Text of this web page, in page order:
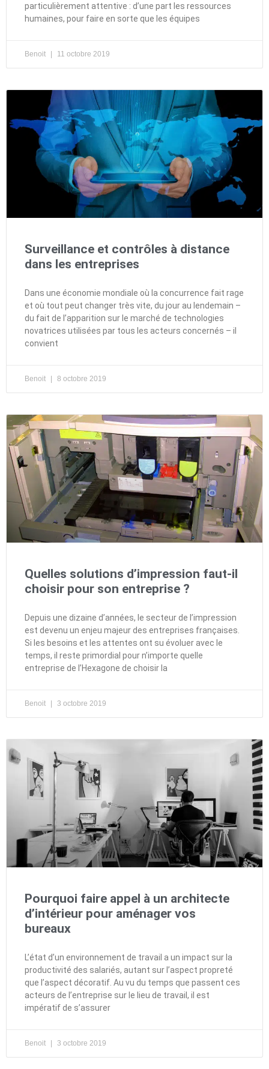
particulièrement attentive : d’une part les ressources
humaines, pour faire en sorte que les équipes
Benoit 11 octobre 2019
Surveillance et contrôles à distance
dans les entreprises
Dans une économie mondiale où la concurrence fait rage
et où tout peut changer très vite, du jour au lendemain –
du fait de l’apparition sur le marché de technologies
novatrices utilisées par tous les acteurs concernés – il
convient
Benoit 8 octobre 2019
Quelles solutions d’impression faut-il
choisir pour son entreprise ?
Depuis une dizaine d’années, le secteur de l’impression
est devenu un enjeu majeur des entreprises françaises.
Si les besoins et les attentes ont su évoluer avec le
temps, il reste primordial pour n’importe quelle
entreprise de l’Hexagone de choisir la
Benoit 3 octobre 2019
Pourquoi faire appel à un architecte
d’intérieur pour aménager vos
bureaux
L’état d’un environnement de travail a un impact sur la
productivité des salariés, autant sur l’aspect propreté
que l’aspect décoratif. Au vu du temps que passent ces
acteurs de l’entreprise sur le lieu de travail, il est
impératif de s’assurer
Benoit 3 octobre 2019